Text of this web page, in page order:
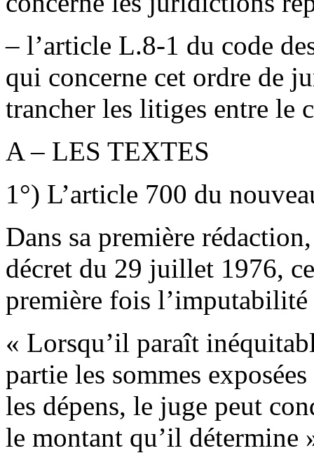
– l’article L.8-1 du code
qui concerne cet ordre de
trancher les litiges entre le
A – LES TEXTES
1°) L’article 700 du
Dans sa première
décret du 29 juillet 1976,
première fois l’imputabilité
« Lorsqu’il paraît
partie les sommes
les dépens, le juge peut
le montant qu’il détermine